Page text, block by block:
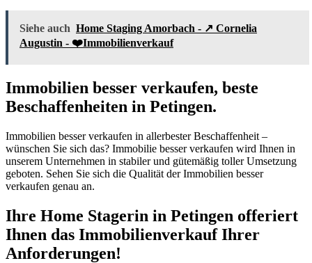
Siehe auch Home Staging Amorbach - ↗️ Cornelia
Augustin - ❤️Immobilienverkauf
Immobilien besser verkaufen, beste
Beschaffenheiten in Petingen.
Immobilien besser verkaufen in allerbester Beschaffenheit –
wünschen Sie sich das? Immobilie besser verkaufen wird Ihnen in
unserem Unternehmen in stabiler und gütemäßig toller Umsetzung
geboten. Sehen Sie sich die Qualität der Immobilien besser
verkaufen genau an.
Ihre Home Stagerin in Petingen offeriert
Ihnen das Immobilienverkauf Ihrer
Anforderungen!